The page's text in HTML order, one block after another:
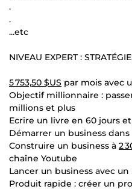
.
.
...etc
NIVEAU EXPERT :
5 753,50 $US par mois avec
Objectif millionnaire :
millions et plus
Ecrire un livre en 60 jours
Démarrer un business
Construire un business à 2
chaîne Youtube
Lancer un business avec
Produit rapide : créer un